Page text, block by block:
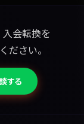
会転換を
ださい。
する